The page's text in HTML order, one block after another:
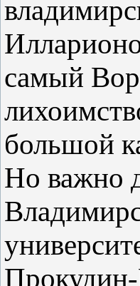
самый
большой
Но важно
Прокудин-